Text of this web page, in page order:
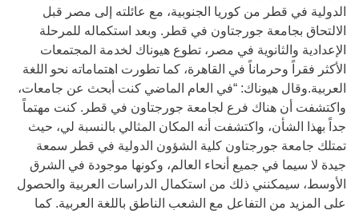
الدولية في قطر من كوريا الجنوبية، مع عائلته إلى مصر قبل
الالتحاق بجامعة جورجتاون في قطر. وبعد استكماله للمرحلة
الإعدادية والثانوية في مصر، تطوع هيوناك لخدمة المجتمعات
الأكثر فقراً وحرماناً في القاهرة، كما تطورت اهتماماته نحو اللغة
العربية.وقال هيوناك: “في العام الماضي كنت أبحث عن جامعات،
واكتشفت أن هناك فرع لجامعة جورجتاون في قطر. كنت مهتماً
جداً بهذا الشأن، واكتشفت أنه المكان المثالي بالنسبة لي، حيث
تمتلك جامعة جورجتاون كلية الشؤون الدولية في قطر سمعة
جيدة لا سيما في جميع أنحاء العالم، وكونها موجودة في الشرق
الأوسط، سيمكنني ذلك من استكمال الدراسات العربية والحصول
على المزيد من التفاعل مع الشعب الناطق باللغة العربية. كما